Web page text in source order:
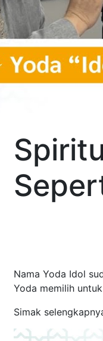
Nama Yoda Idol
Yoda memilih
Simak